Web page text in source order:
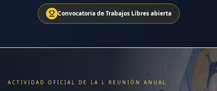
Convocatoria de Trabajos Libres abierta
ACTIVIDAD OFICIAL DE LA L REUNIÓN ANUAL